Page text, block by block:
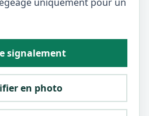
signalement
en photo